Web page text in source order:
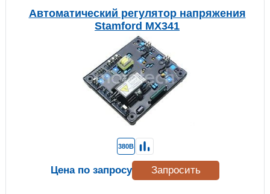
Автоматический регулятор напряжения
Stamford MX341
380В
Цена по запросу Запросить